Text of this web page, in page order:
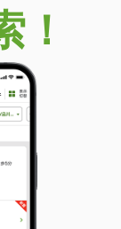
！